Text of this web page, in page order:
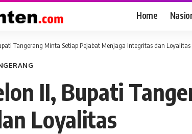
Home
Tangerang Minta Setiap Pejabat Menjaga Integritas dan Loyalitas
II, Bupati
Loyalitas